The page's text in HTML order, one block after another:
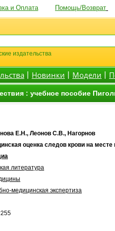
и Оплата Помощь/Возврат
издательства
Новинки Модели
: учебное пособие
Е.Н., Леонов С.В., Нагорнов
оценка следов крови на
литература
медицинская экспертиза